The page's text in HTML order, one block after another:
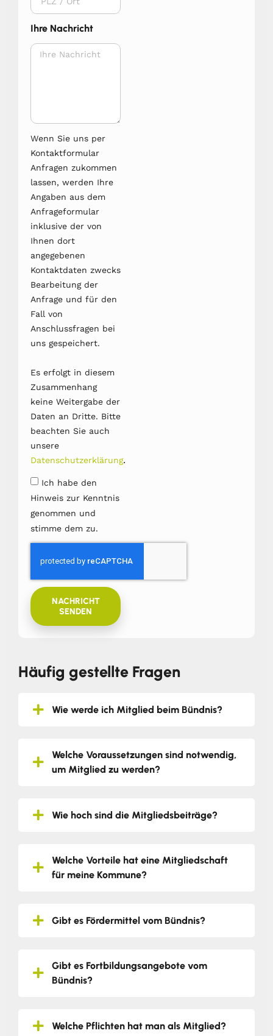
Ihre Nachricht
Wenn Sie uns per
Kontaktformular
Anfragen zukommen
lassen, werden Ihre
Angaben aus dem
Anfrageformular
inklusive der von
Ihnen dort
angegebenen
Kontaktdaten zwecks
Bearbeitung der
Anfrage und für den
Fall von
Anschlussfragen bei
uns gespeichert.
Es erfolgt in diesem
Zusammenhang
keine Weitergabe der
Daten an Dritte. Bitte
beachten Sie auch
unsere
Datenschutzerklärung.
Ich habe den
Hinweis zur Kenntnis
genommen und
stimme dem zu.
NACHRICHT
SENDEN
Häufig gestellte Fragen
Wie werde ich Mitglied beim Bündnis?
Welche Voraussetzungen sind notwendig,
um Mitglied zu werden?
Wie hoch sind die Mitgliedsbeiträge?
Welche Vorteile hat eine Mitgliedschaft
für meine Kommune?
Gibt es Fördermittel vom Bündnis?
Gibt es Fortbildungsangebote vom
Bündnis?
Welche Pflichten hat man als Mitglied?